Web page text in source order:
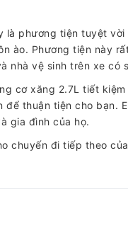
phương tiện tuyệt
ào. Phương tiện này
nhà vệ sinh trên xe có
cơ xăng 2.7L tiết
thuận tiện cho bạn.
gia đình của họ.
chuyến đi tiếp theo